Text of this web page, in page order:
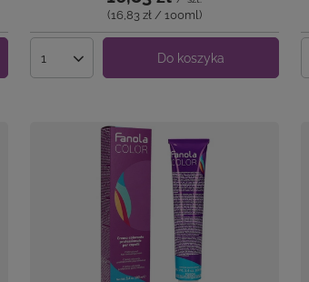
(16,83 zł / 100ml)
Ilość produktów Do koszyka